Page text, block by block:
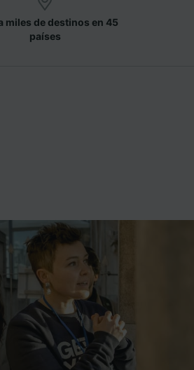
miles de destinos en 45
países